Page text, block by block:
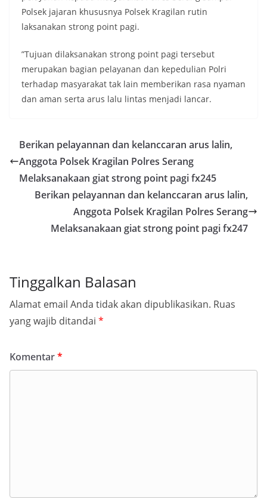
Polsek jajaran khususnya Polsek Kragilan rutin
laksanakan strong point pagi.
”Tujuan dilaksanakan strong point pagi tersebut
merupakan bagian pelayanan dan kepedulian Polri
terhadap masyarakat tak lain memberikan rasa nyaman
dan aman serta arus lalu lintas menjadi lancar.
Berikan pelayannan dan kelanccaran arus lalin,
Anggota Polsek Kragilan Polres Serang
Melaksanakaan giat strong point pagi fx245
Berikan pelayannan dan kelanccaran arus lalin,
Anggota Polsek Kragilan Polres Serang
Melaksanakaan giat strong point pagi fx247
Tinggalkan Balasan
Alamat email Anda tidak akan dipublikasikan. Ruas
yang wajib ditandai *
Komentar*